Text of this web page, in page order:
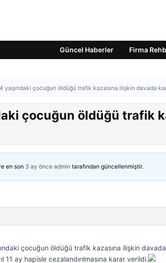
Güncel Haberler Firma
4 yaşındaki çocuğun öldüğü trafik kazasına ilişkin davada
çocuğun öldüğü trafik
en son 3 ay önce admin tarafından güncellenmiştir.
çocuğun öldüğü trafik kazasına ilişkin
11 ay hapisle cezalandırılmasına karar verildi.